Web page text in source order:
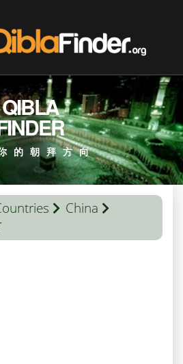
QIBLA
的朝拜方向
China